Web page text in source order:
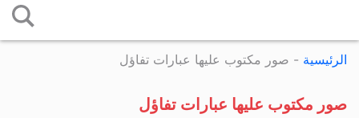
إلى
المحتوى
الرئيسية - صور مكتوب عليها عبارات تفاؤل
صور مكتوب عليها عبارات تفاؤل